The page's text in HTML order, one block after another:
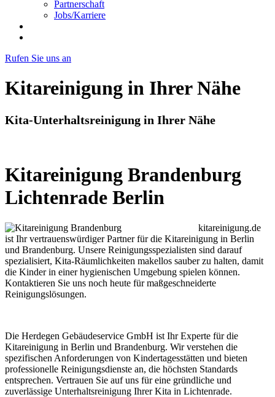
Partnerschaft
Jobs/Karriere
Rufen Sie uns an
Kitareinigung in Ihrer Nähe
Kita-Unterhaltsreinigung in Ihrer Nähe
Kitareinigung Brandenburg
Lichtenrade Berlin
kitareinigung.de
ist Ihr vertrauenswürdiger Partner für die Kitareinigung in Berlin
und Brandenburg. Unsere Reinigungsspezialisten sind darauf
spezialisiert, Kita-Räumlichkeiten makellos sauber zu halten, damit
die Kinder in einer hygienischen Umgebung spielen können.
Kontaktieren Sie uns noch heute für maßgeschneiderte
Reinigungslösungen.
Die Herdegen Gebäudeservice GmbH ist Ihr Experte für die
Kitareinigung in Berlin und Brandenburg. Wir verstehen die
spezifischen Anforderungen von Kindertagesstätten und bieten
professionelle Reinigungsdienste an, die höchsten Standards
entsprechen. Vertrauen Sie auf uns für eine gründliche und
zuverlässige Unterhaltsreinigung Ihrer Kita in Lichtenrade.